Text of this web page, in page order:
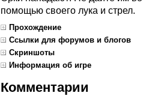
помощью своего лука и стрел.
Прохождение
Ссылки для форумов и блогов
Скриншоты
Информация об игре
Комментарии